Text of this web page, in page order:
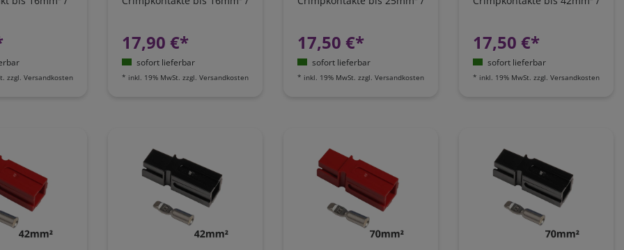
zzgl. Versandkosten
17,90 €*
sofort lieferbar
* inkl. 19% MwSt. zzgl. Versandkosten
17,50 €*
sofort lieferbar
* inkl. 19% MwSt. zzgl. Versandkosten
17,50 €*
sofort lieferbar
* inkl. 19% MwSt. zzgl. Versandkosten